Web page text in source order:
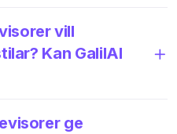
vill
Kan GalilAI
ge